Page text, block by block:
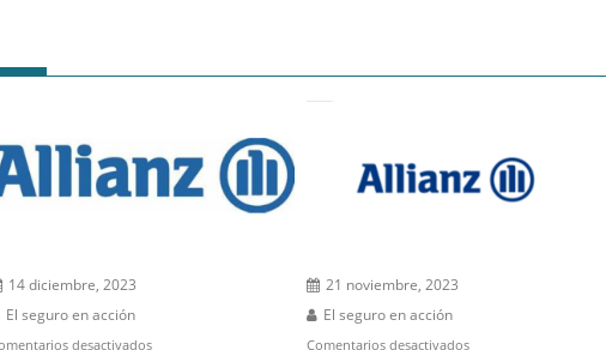
14 diciembre, 2023
El seguro en acción
desactivadosen
21 noviembre, 2023
El seguro en acción
Comentarios desactivadosen